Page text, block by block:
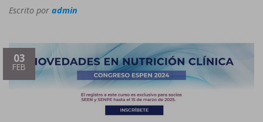
Escrito por admin
03
FEB